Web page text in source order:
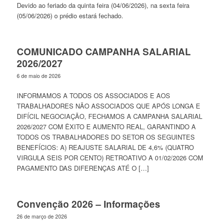
Devido ao feriado da quinta feira (04/06/2026), na sexta feira
(05/06/2026) o prédio estará fechado.
COMUNICADO CAMPANHA SALARIAL
2026/2027
6 de maio de 2026
INFORMAMOS A TODOS OS ASSOCIADOS E AOS
TRABALHADORES NÃO ASSOCIADOS QUE APÓS LONGA E
DIFÍCIL NEGOCIAÇÃO, FECHAMOS A CAMPANHA SALARIAL
2026/2027 COM ÊXITO E AUMENTO REAL, GARANTINDO A
TODOS OS TRABALHADORES DO SETOR OS SEGUINTES
BENEFÍCIOS: A) REAJUSTE SALARIAL DE 4,6% (QUATRO
VIRGULA SEIS POR CENTO) RETROATIVO A 01/02/2026 COM
PAGAMENTO DAS DIFERENÇAS ATÉ O […]
Convenção 2026 – Informações
26 de março de 2026